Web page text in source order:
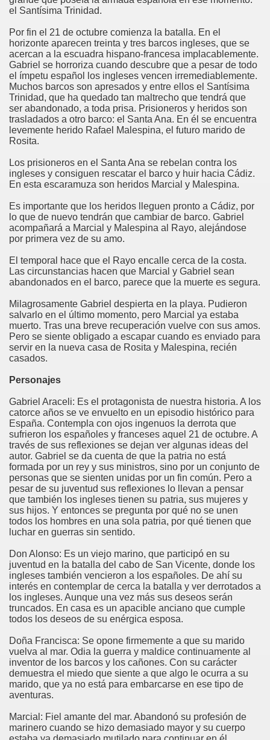
el Santísima Trinidad.
Por fin el 21 de octubre comienza la batalla. En el
horizonte aparecen treinta y tres barcos ingleses, que se
acercan a la escuadra hispano-francesa implacablemente.
Gabriel se horroriza cuando descubre que a pesar de todo
el ímpetu español los ingleses vencen irremediablemente.
Muchos barcos son apresados y entre ellos el Santísima
Trinidad, que ha quedado tan maltrecho que tendrá que
ser abandonado, a toda prisa. Prisioneros y heridos son
trasladados a otro barco: el Santa Ana. En él se encuentra
levemente herido Rafael Malespina, el futuro marido de
Rosita.
Los prisioneros en el Santa Ana se rebelan contra los
ingleses y consiguen rescatar el barco y huir hacia Cádiz.
En esta escaramuza son heridos Marcial y Malespina.
Es importante que los heridos lleguen pronto a Cádiz, por
lo que de nuevo tendrán que cambiar de barco. Gabriel
acompañará a Marcial y Malespina al Rayo, alejándose
por primera vez de su amo.
El temporal hace que el Rayo encalle cerca de la costa.
Las circunstancias hacen que Marcial y Gabriel sean
abandonados en el barco, parece que la muerte es segura.
Milagrosamente Gabriel despierta en la playa. Pudieron
salvarlo en el último momento, pero Marcial ya estaba
muerto. Tras una breve recuperación vuelve con sus amos.
Pero se siente obligado a escapar cuando es enviado para
servir en la nueva casa de Rosita y Malespina, recién
casados.
Personajes
Gabriel Araceli: Es el protagonista de nuestra historia. A los
catorce años se ve envuelto en un episodio histórico para
España. Contempla con ojos ingenuos la derrota que
sufrieron los españoles y franceses aquel 21 de octubre. A
través de sus reflexiones se dejan ver algunas ideas del
autor. Gabriel se da cuenta de que la patria no está
formada por un rey y sus ministros, sino por un conjunto de
personas que se sienten unidas por un fin común. Pero a
pesar de su juventud sus reflexiones lo llevan a pensar
que también los ingleses tienen su patria, sus mujeres y
sus hijos. Y entonces se pregunta por qué no se unen
todos los hombres en una sola patria, por qué tienen que
luchar en guerras sin sentido.
Don Alonso: Es un viejo marino, que participó en su
juventud en la batalla del cabo de San Vicente, donde los
ingleses también vencieron a los españoles. De ahí su
interés en contemplar de cerca la batalla y ver derrotados a
los ingleses. Aunque una vez más sus deseos serán
truncados. En casa es un apacible anciano que cumple
todos los deseos de su enérgica esposa.
Doña Francisca: Se opone firmemente a que su marido
vuelva al mar. Odia la guerra y maldice continuamente al
inventor de los barcos y los cañones. Con su carácter
demuestra el miedo que siente a que algo le ocurra a su
marido, que ya no está para embarcarse en ese tipo de
aventuras.
Marcial: Fiel amante del mar. Abandonó su profesión de
marinero cuando se hizo demasiado mayor y su cuerpo